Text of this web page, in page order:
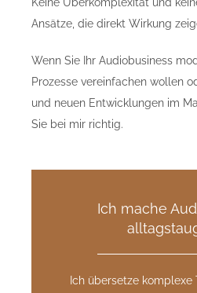
Keine Überkomplexität und
Ansätze, die direkt Wirkung
Wenn Sie Ihr Audiobusiness
Prozesse vereinfachen wollen
und neuen Entwicklungen im
Sie bei mir richtig.
Ich mache
Ich übersetze komplexe